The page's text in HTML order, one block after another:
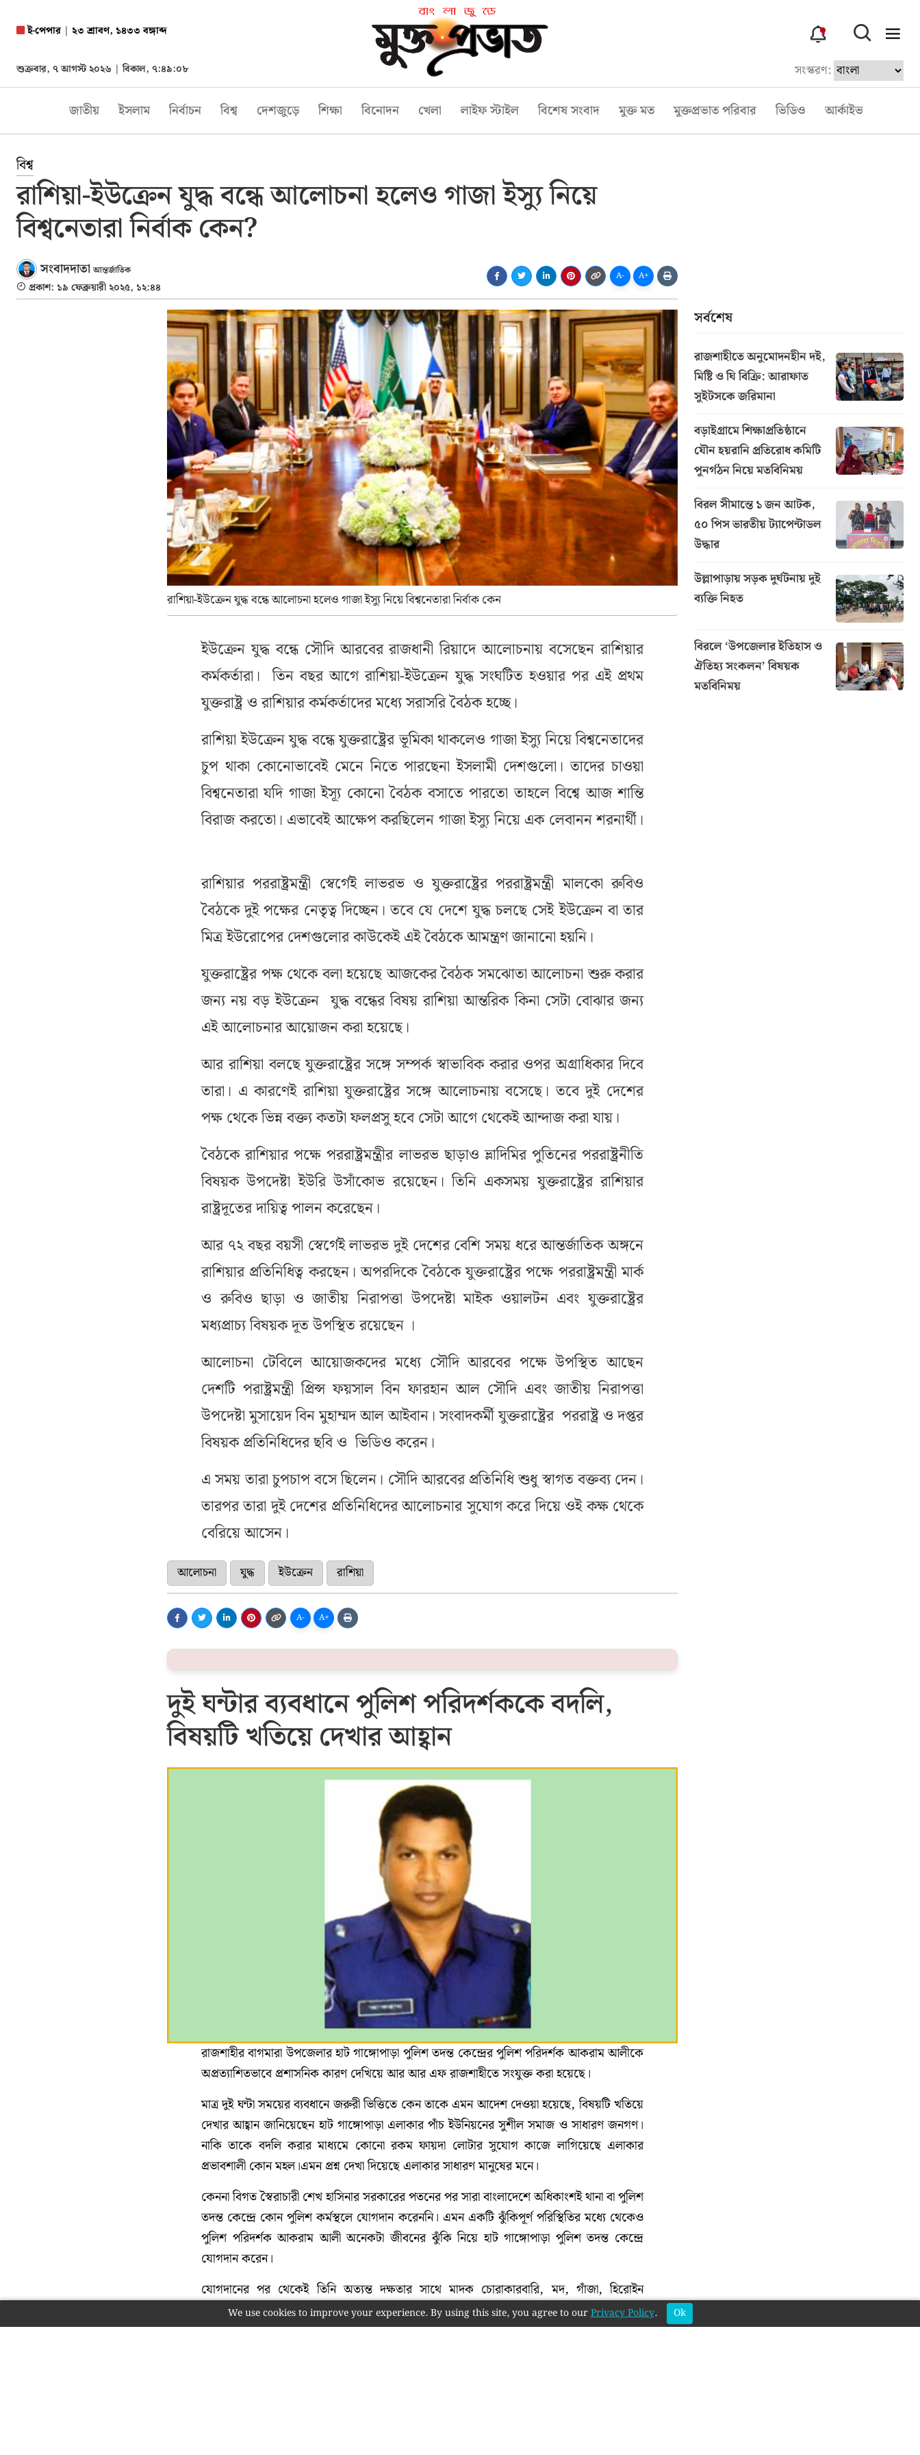
ই-পেপার| ২৩ শ্রাবণ, ১৪৩৩ বঙ্গাব্দ
শুক্রবার, ৭ আগস্ট ২০২৬ |বিকাল, ৭:৪৯:০৯
3
সংস্করণ:
জাতীয় ইসলাম নির্বাচন বিশ্ব দেশজুড়ে শিক্ষা বিনোদন খেলা লাইফ স্টাইল বিশেষ সংবাদ মুক্ত মত মুক্তপ্রভাত পরিবার ভিডিও আর্কাইভ
বিশ্ব
রাশিয়া-ইউক্রেন যুদ্ধ বন্ধে আলোচনা হলেও গাজা ইস্যু নিয়ে
বিশ্বনেতারা নির্বাক কেন?
সংবাদদাতা আন্তর্জাতিক
প্রকাশ: ১৯ ফেব্রুয়ারী ২০২৫, ১২:৪৪
A- A+
রাশিয়া-ইউক্রেন যুদ্ধ বন্ধে আলোচনা হলেও গাজা ইস্যু নিয়ে বিশ্বনেতারা নির্বাক কেন
ইউক্রেন যুদ্ধ বন্ধে সৌদি আরবের রাজধানী রিয়াদে আলোচনায় বসেছেন রাশিয়ার
কর্মকর্তারা। তিন বছর আগে রাশিয়া-ইউক্রেন যুদ্ধ সংঘটিত হওয়ার পর এই প্রথম
যুক্তরাষ্ট্র ও রাশিয়ার কর্মকর্তাদের মধ্যে সরাসরি বৈঠক হচ্ছে।
রাশিয়া ইউক্রেন যুদ্ধ বন্ধে যুক্তরাষ্ট্রের ভূমিকা থাকলেও গাজা ইস্যু নিয়ে বিশ্বনেতাদের
চুপ থাকা কোনোভাবেই মেনে নিতে পারছেনা ইসলামী দেশগুলো। তাদের চাওয়া
বিশ্বনেতারা যদি গাজা ইস্যূ কোনো বৈঠক বসাতে পারতো তাহলে বিশ্বে আজ শান্তি
বিরাজ করতো। এভাবেই আক্ষেপ করছিলেন গাজা ইস্যু নিয়ে এক লেবানন শরনার্থী।
রাশিয়ার পররাষ্ট্রমন্ত্রী স্বের্গেই লাভরভ ও যুক্তরাষ্ট্রের পররাষ্ট্রমন্ত্রী মালকো রুবিও
বৈঠকে দুই পক্ষের নেতৃত্ব দিচ্ছেন। তবে যে দেশে যুদ্ধ চলছে সেই ইউক্রেন বা তার
মিত্র ইউরোপের দেশগুলোর কাউকেই এই বৈঠকে আমন্ত্রণ জানানো হয়নি।
যুক্তরাষ্ট্রের পক্ষ থেকে বলা হয়েছে আজকের বৈঠক সমঝোতা আলোচনা শুরু করার
জন্য নয় বড় ইউক্রেন যুদ্ধ বন্ধের বিষয় রাশিয়া আন্তরিক কিনা সেটা বোঝার জন্য
এই আলোচনার আয়োজন করা হয়েছে।
আর রাশিয়া বলছে যুক্তরাষ্ট্রের সঙ্গে সম্পর্ক স্বাভাবিক করার ওপর অগ্রাধিকার দিবে
তারা। এ কারণেই রাশিয়া যুক্তরাষ্ট্রের সঙ্গে আলোচনায় বসেছে। তবে দুই দেশের
পক্ষ থেকে ভিন্ন বক্ত্য কতটা ফলপ্রসু হবে সেটা আগে থেকেই আন্দাজ করা যায়।
বৈঠকে রাশিয়ার পক্ষে পররাষ্ট্রমন্ত্রীর লাভরভ ছাড়াও ভ্লাদিমির পুতিনের পররাষ্ট্রনীতি
বিষয়ক উপদেষ্টা ইউরি উসাঁকোভ রয়েছেন। তিনি একসময় যুক্তরাষ্ট্রের রাশিয়ার
রাষ্ট্রদূতের দায়িত্ব পালন করেছেন।
আর ৭২ বছর বয়সী স্বের্গেই লাভরভ দুই দেশের বেশি সময় ধরে আন্তর্জাতিক অঙ্গনে
রাশিয়ার প্রতিনিধিত্ব করছেন। অপরদিকে বৈঠকে যুক্তরাষ্ট্রের পক্ষে পররাষ্ট্রমন্ত্রী মার্ক
ও রুবিও ছাড়া ও জাতীয় নিরাপত্তা উপদেষ্টা মাইক ওয়ালটন এবং যুক্তরাষ্ট্রের
মধ্যপ্রাচ্য বিষয়ক দূত উপস্থিত রয়েছেন ।
আলোচনা টেবিলে আয়োজকদের মধ্যে সৌদি আরবের পক্ষে উপস্থিত আছেন
দেশটি পরাষ্ট্রমন্ত্রী প্রিন্স ফয়সাল বিন ফারহান আল সৌদি এবং জাতীয় নিরাপত্তা
উপদেষ্টা মুসায়েদ বিন মুহাম্মদ আল আইবান। সংবাদকর্মী যুক্তরাষ্ট্রের পররাষ্ট্র ও দপ্তর
বিষয়ক প্রতিনিধিদের ছবি ও ভিডিও করেন।
এ সময় তারা চুপচাপ বসে ছিলেন। সৌদি আরবের প্রতিনিধি শুধু স্বাগত বক্তব্য দেন।
তারপর তারা দুই দেশের প্রতিনিধিদের আলোচনার সুযোগ করে দিয়ে ওই কক্ষ থেকে
বেরিয়ে আসেন।
আলোচনা যুদ্ধ ইউক্রেন রাশিয়া
A- A+
দুই ঘন্টার ব্যবধানে পুলিশ পরিদর্শককে বদলি,
বিষয়টি খতিয়ে দেখার আহ্বান
রাজশাহীর বাগমারা উপজেলার হাট গাঙ্গোপাড়া পুলিশ তদন্ত কেন্দ্রের পুলিশ পরিদর্শক আকরাম আলীকে
অপ্রত্যাশিতভাবে প্রশাসনিক কারণ দেখিয়ে আর আর এফ রাজশাহীতে সংযুক্ত করা হয়েছে।
মাত্র দুই ঘন্টা সময়ের ব্যবধানে জরুরী ভিত্তিতে কেন তাকে এমন আদেশ দেওয়া হয়েছে, বিষয়টি খতিয়ে
দেখার আহ্বান জানিয়েছেন হাট গাঙ্গোপাড়া এলাকার পাঁচ ইউনিয়নের সুশীল সমাজ ও সাধারণ জনগণ।
নাকি তাকে বদলি করার মাধ্যমে কোনো রকম ফায়দা লোটার সুযোগ কাজে লাগিয়েছে এলাকার
প্রভাবশালী কোন মহল।এমন প্রশ্ন দেখা দিয়েছে এলাকার সাধারণ মানুষের মনে।
কেননা বিগত স্বৈরাচারী শেখ হাসিনার সরকারের পতনের পর সারা বাংলাদেশে অধিকাংশই থানা বা পুলিশ
তদন্ত কেন্দ্রে কোন পুলিশ কর্মস্থলে যোগদান করেননি। এমন একটি ঝুঁকিপূর্ণ পরিস্থিতির মধ্যে থেকেও
পুলিশ পরিদর্শক আকরাম আলী অনেকটা জীবনের ঝুঁকি নিয়ে হাট গাঙ্গোপাড়া পুলিশ তদন্ত কেন্দ্রে
যোগদান করেন।
যোগদানের পর থেকেই তিনি অত্যন্ত দক্ষতার সাথে মাদক চোরাকারবারি, মদ, গাঁজা, হিরোইন
সেবনকারী এবং ব্যবসায়ীদের গ্রেপ্তার করে এলাকায় অনেকটাই স্বস্তি ফিরিয়ে আনেন।অনেক দক্ষতার
সাথে ও সুকৌশলে তালিকা ভুক্ত আসামী গ্রেফতার করেছেন।
সর্বশেষ
রাজশাহীতে অনুমোদনহীন দই,
মিষ্টি ও ঘি বিক্রি: আরাফাত
সুইটসকে জরিমানা
বড়াইগ্রামে শিক্ষাপ্রতিষ্ঠানে
যৌন হয়রানি প্রতিরোধ কমিটি
পুনর্গঠন নিয়ে মতবিনিময়
বিরল সীমান্তে ১ জন আটক,
৫০ পিস ভারতীয় ট্যাপেন্টাডল
উদ্ধার
উল্লাপাড়ায় সড়ক দুর্ঘটনায় দুই
ব্যক্তি নিহত
বিরলে ‘উপজেলার ইতিহাস ও
ঐতিহ্য সংকলন’ বিষয়ক
মতবিনিময়
We use cookies to improve your experience. By using this site, you agree to ourPrivacy Policy. Ok